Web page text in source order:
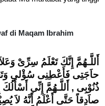
di Maqam Ibrahim
حاَجَتِى فَأَعْطِنِى سُؤْلىِ
ذُنُوْبِى , أَللَّـهُمَّ إِنِّى أَسْأَلُكَ
صاَدِقاً حَتَّى أَعْلَمُ أَنَّهُ لاَ